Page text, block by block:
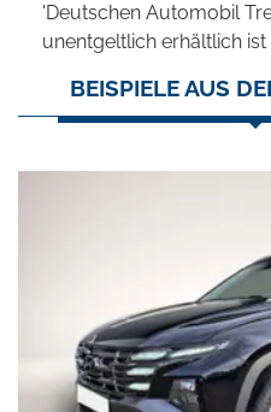
'Deutschen Automobil
unentgeltlich erhältlich
BEISPIELE AUS